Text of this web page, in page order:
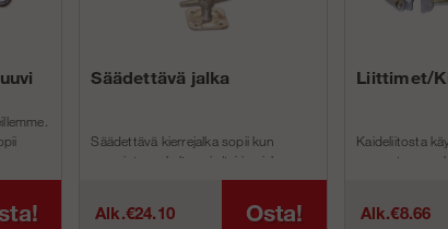
Säädettävä jalka
Säädettävä kierrejalka sopii kun
maapinta on kalteva ja/tai jos jalan on
Alk.€24.10 Osta!
Liittimet/
Kaideliitosta
asennetaan
Alk.€8.66